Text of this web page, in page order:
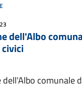
dell'Albo
comunale